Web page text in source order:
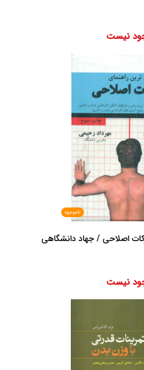
نیست
ناموجود
اصلاحی / جهاد دانشگاهی
نیست